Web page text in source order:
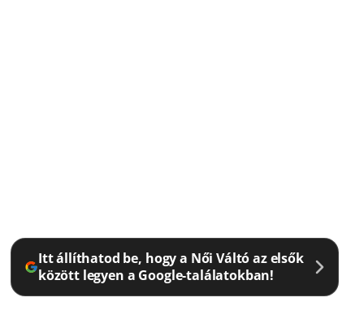
Itt állíthatod be, hogy a Női Váltó az elsők
között legyen a Google-találatokban!